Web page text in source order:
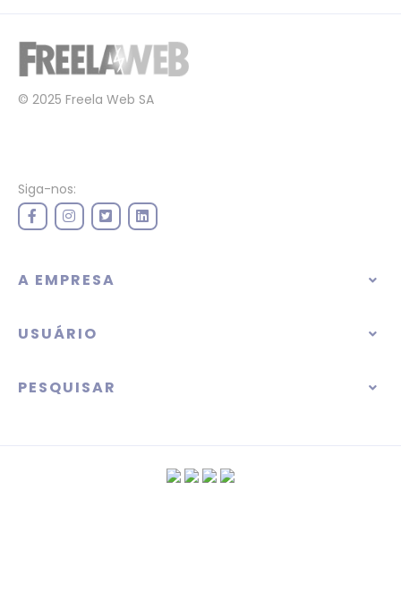
© 2025 Freela Web SA
Siga-nos:
A EMPRESA
USUÁRIO
PESQUISAR